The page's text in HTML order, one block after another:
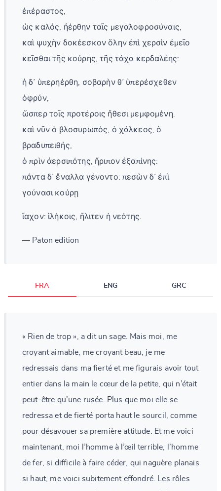
ἐπέραστος,
ὡς καλός, ἠέρθην ταῖς μεγαλοφροσύναις,
καὶ ψυχὴν δοκέεσκον ὅλην ἐπὶ χερσὶν ἐμεῖο
κεῖσθαι τῆς κούρης, τῆς τάχα κερδαλέης:
ἡ δ᾽ ὑπερηέρθη, σοβαρὴν θ᾽ ὑπερέσχεθεν
ὀφρύν,
ὥσπερ τοῖς προτέροις ἤθεσι μεμφομένη.
καὶ νῦν ὁ βλοσυρωπός, ὁ χάλκεος, ὁ
βραδυπειθής,
ὁ πρὶν ἀερσιπότης, ἤριπον ἐξαπίνης:
πάντα δ᾽ ἔναλλα γένοντο: πεσὼν δ᾽ ἐπὶ
γούνασι κούρῃ
ἴαχον: ἱλήκοις, ἤλιτεν ἡ νεότης.
— Paton edition
FRA ENG GRC
« Rien de trop », a dit un sage. Mais moi, me
croyant aimable, me croyant beau, je me
redressais dans ma fierté et me figurais avoir tout
entier dans la main le cœur de la petite, qui n’était
peut-être qu’une rusée. Plus que moi elle se
redressa et de fierté porta haut le sourcil, comme
pour désavouer sa première attitude. Et me voici
maintenant, moi l’homme à l’œil terrible, l’homme
de fer, si difficile à faire céder, qui naguère planais
si haut, me voici subitement effondré. Les rôles